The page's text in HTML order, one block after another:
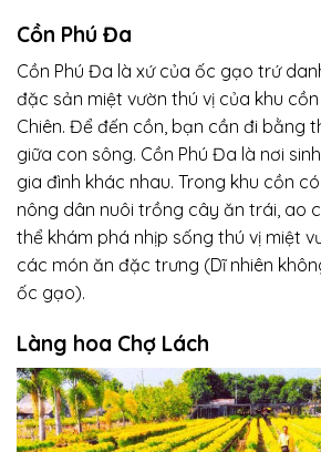
Cồn Phú Đa
Cồn Phú Đa là xứ của ốc gạo trứ
đặc sản miệt vườn thú vị của khu
Chiên. Để đến cồn, bạn cần đi bằng
giữa con sông. Cồn Phú Đa là nơi
gia đình khác nhau. Trong khu cồn
nông dân nuôi trồng cây ăn trái, ao
thể khám phá nhịp sống thú vị miệt
các món ăn đặc trưng (Dĩ nhiên
ốc gạo).
Làng hoa Chợ Lách